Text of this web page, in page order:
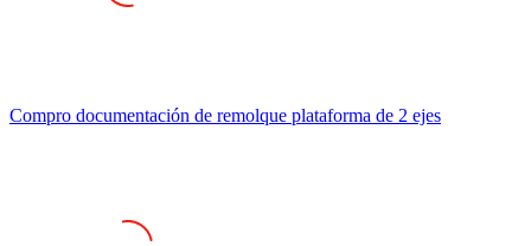
Compro documentación de remolque plataforma de 2 ejes